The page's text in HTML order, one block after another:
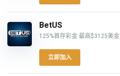
BetUS
125%首存彩金 最高$3125美金
立即加入